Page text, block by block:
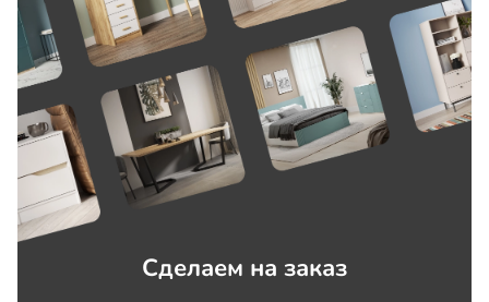
Сделаем на заказ